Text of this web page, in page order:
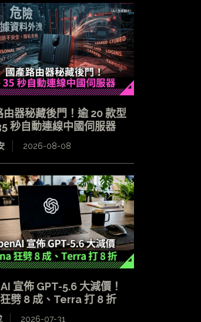
由器秘藏後門！逾 20 款型
秒自動連線中國伺服器
2026-08-08
宣佈 GPT-5.6 大減價！
劈 8 成、Terra 打 8 折
2026-07-31